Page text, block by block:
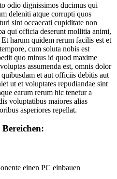
odio dignissimos ducimus qui
deleniti atque corrupti quos
sint occaecati cupiditate non
qui officia deserunt mollitia animi,
harum quidem rerum facilis est et
cum soluta nobis est
quo minus id quod maxime
assumenda est, omnis dolor
et aut officiis debitis aut
ut et voluptates repudiandae sint
earum rerum hic tenetur a
voluptatibus maiores alias
asperiores repellat.